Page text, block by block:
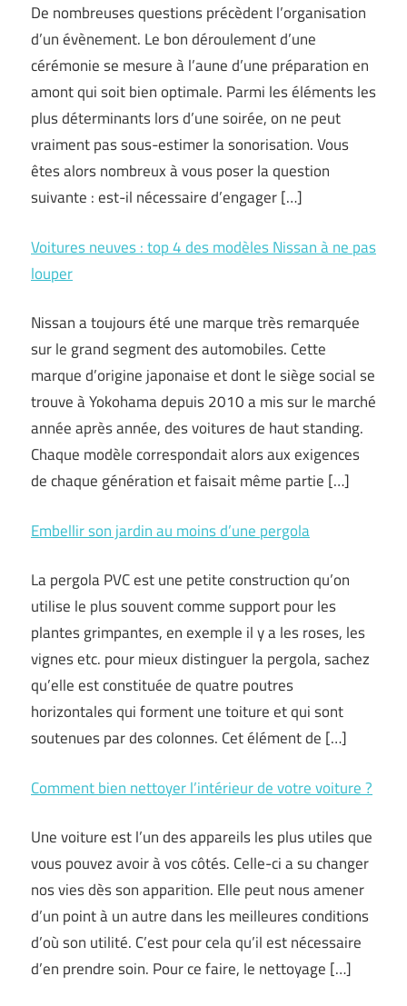
De nombreuses questions précèdent l’organisation
d’un évènement. Le bon déroulement d’une
cérémonie se mesure à l’aune d’une préparation en
amont qui soit bien optimale. Parmi les éléments les
plus déterminants lors d’une soirée, on ne peut
vraiment pas sous-estimer la sonorisation. Vous
êtes alors nombreux à vous poser la question
suivante : est-il nécessaire d’engager […]
Voitures neuves : top 4 des modèles Nissan à ne pas
louper
Nissan a toujours été une marque très remarquée
sur le grand segment des automobiles. Cette
marque d’origine japonaise et dont le siège social se
trouve à Yokohama depuis 2010 a mis sur le marché
année après année, des voitures de haut standing.
Chaque modèle correspondait alors aux exigences
de chaque génération et faisait même partie […]
Embellir son jardin au moins d’une pergola
La pergola PVC est une petite construction qu’on
utilise le plus souvent comme support pour les
plantes grimpantes, en exemple il y a les roses, les
vignes etc. pour mieux distinguer la pergola, sachez
qu’elle est constituée de quatre poutres
horizontales qui forment une toiture et qui sont
soutenues par des colonnes. Cet élément de […]
Comment bien nettoyer l’intérieur de votre voiture ?
Une voiture est l’un des appareils les plus utiles que
vous pouvez avoir à vos côtés. Celle-ci a su changer
nos vies dès son apparition. Elle peut nous amener
d’un point à un autre dans les meilleures conditions
d’où son utilité. C’est pour cela qu’il est nécessaire
d’en prendre soin. Pour ce faire, le nettoyage […]